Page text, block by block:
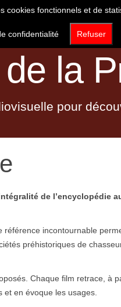
DÉCOUVRIR QUI
la
pour
de l’encyclopédie
incontournable
préhistoriques de
Chaque film retrace, à
et en évoque les usages.
cookies fonctionnels et de
confidentialité Refuser